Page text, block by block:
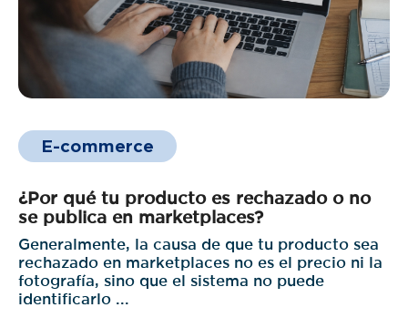
E-commerce
¿Por qué tu producto es rechazado o no
se publica en marketplaces?
Generalmente, la causa de que tu producto sea
rechazado en marketplaces no es el precio ni la
fotografía, sino que el sistema no puede
identificarlo ...